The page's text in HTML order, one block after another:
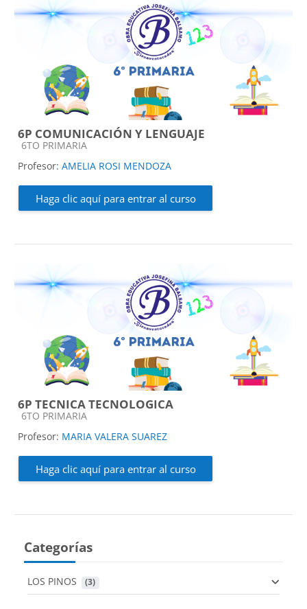
6P COMUNICACIÓN Y LENGUAJE
Categoría de cursos
6TO PRIMARIA
Profesor: AMELIA ROSI MENDOZA
Haga clic aquí para entrar al curso
6P TECNICA TECNOLOGICA
Categoría de cursos
6TO PRIMARIA
Profesor: MARIA VALERA SUAREZ
Haga clic aquí para entrar al curso
Categorías
LOS PINOS (3)